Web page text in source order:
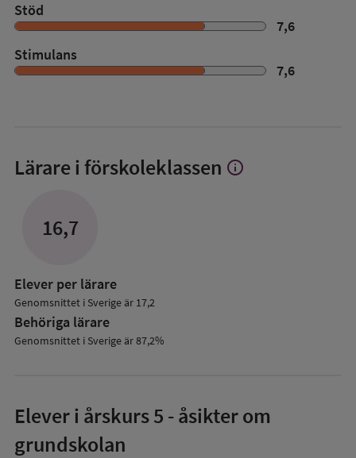
Stöd
7,6
Stimulans
7,6
Lärare i förskoleklassen Visa
info
16,7
Elever per lärare
Genomsnittet i Sverige är 17,2
Behöriga lärare
Genomsnittet i Sverige är 87,2%
Elever i årskurs 5 - åsikter om
grundskolan